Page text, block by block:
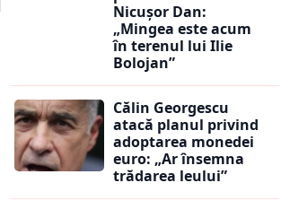
Nicușor Dan:
„Mingea este acum
în terenul lui Ilie
Bolojan”
Călin Georgescu
atacă planul privind
adoptarea monedei
euro: „Ar însemna
trădarea leului”